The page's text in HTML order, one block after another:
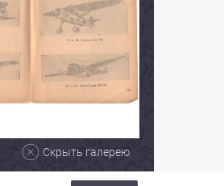
Скрыть галерею